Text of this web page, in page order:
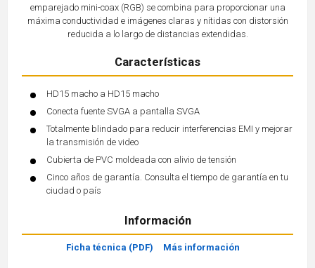
emparejado mini-coax (RGB) se combina para proporcionar una
máxima conductividad e imágenes claras y nítidas con distorsión
reducida a lo largo de distancias extendidas.
Características
HD15 macho a HD15 macho
Conecta fuente SVGA a pantalla SVGA
Totalmente blindado para reducir interferencias EMI y mejorar
la transmisión de video
Cubierta de PVC moldeada con alivio de tensión
Cinco años de garantía. Consulta el tiempo de garantía en tu
ciudad o país
Información
Ficha técnica (PDF) Más información